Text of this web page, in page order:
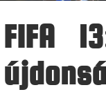
FIFA